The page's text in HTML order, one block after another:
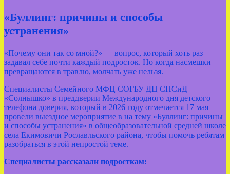
«Буллинг: причины и способы
устранения»
«Почему они так со мной?» — вопрос, который хоть раз
задавал себе почти каждый подросток. Но когда насмешки
превращаются в травлю, молчать уже нельзя.
Специалисты Семейного МФЦ СОГБУ ДЦ СПСиД
«Солнышко» в преддверии Международного дня детского
телефона доверия, который в 2026 году отмечается 17 мая
провели выездное мероприятие в на тему «Буллинг: причины
и способы устранения» в общеобразовательной средней школе
села Екимовичи Рославльского района, чтобы помочь ребятам
разобраться в этой непростой теме.
Специалисты рассказали подросткам: